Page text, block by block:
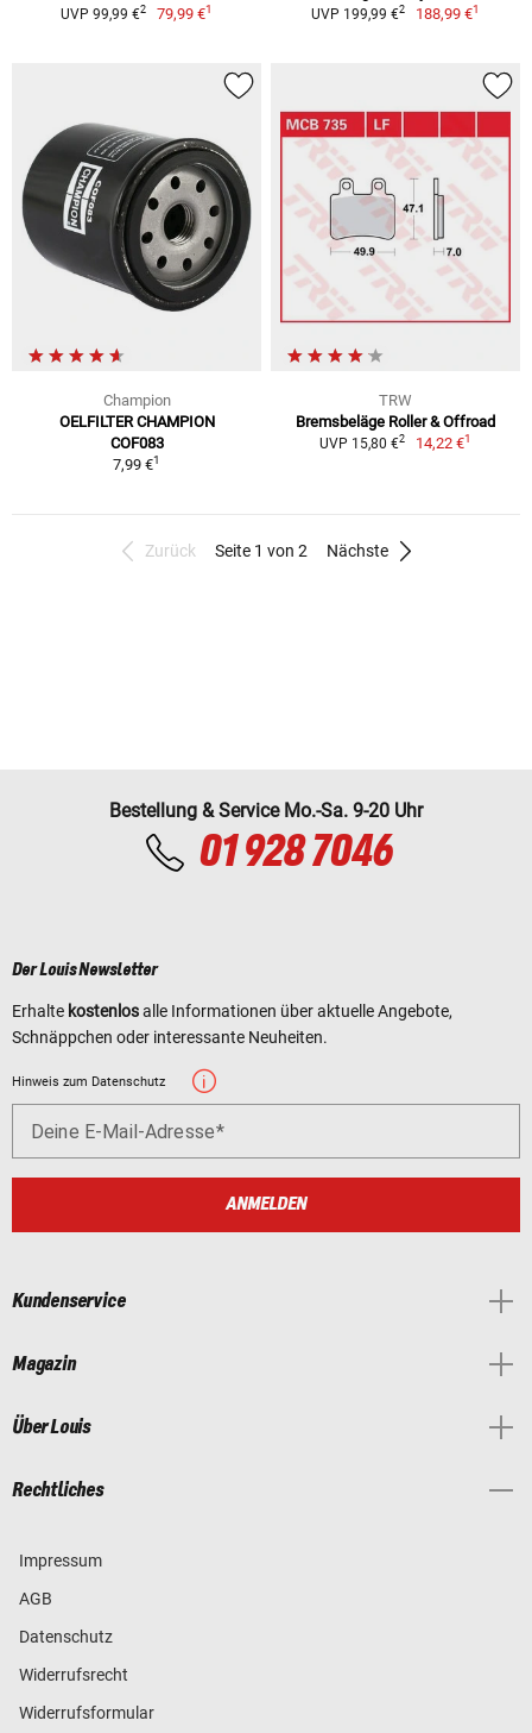
UVP 99,99 €2 79,99 €1 UVP 199,99 €2 188,99 €1
Champion
OELFILTER CHAMPION
COF083
7,99 €1
TRW
Bremsbeläge Roller & Offroad
UVP 15,80 €2 14,22 €1
Zurück Seite 1 von 2 Nächste
Bestellung & Service Mo.-Sa. 9-20 Uhr
01 928 7046
Der Louis Newsletter
Erhalte kostenlosalle Informationen über aktuelle Angebote,
Schnäppchen oder interessante Neuheiten.
Hinweis zum Datenschutz
Deine E-Mail-Adresse
ANMELDEN
Kundenservice
Magazin
Über Louis
Rechtliches
Impressum
AGB
Datenschutz
Widerrufsrecht
Widerrufsformular